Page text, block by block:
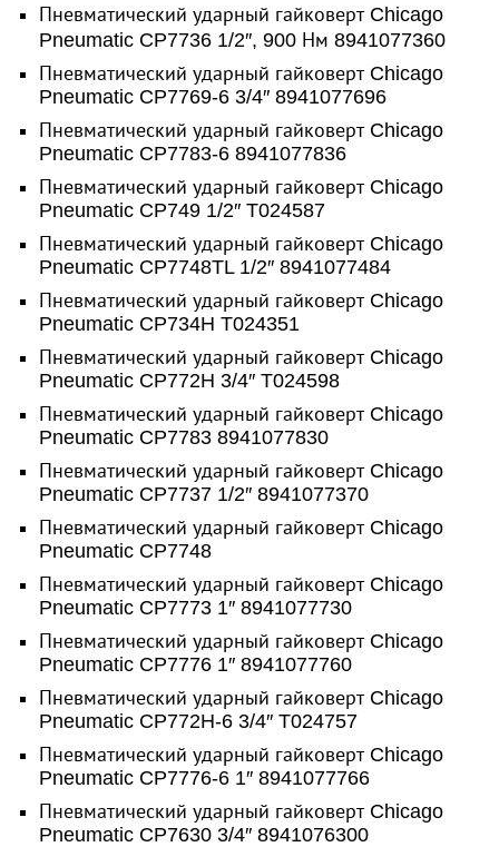
Пневматический ударный гайковерт Chicago
Pneumatic CP7736 1/2″, 900 Нм 8941077360
Пневматический ударный гайковерт Chicago
Pneumatic CP7769-6 3/4″ 8941077696
Пневматический ударный гайковерт Chicago
Pneumatic CP7783-6 8941077836
Пневматический ударный гайковерт Chicago
Pneumatic CP749 1/2″ T024587
Пневматический ударный гайковерт Chicago
Pneumatic CP7748TL 1/2″ 8941077484
Пневматический ударный гайковерт Chicago
Pneumatic CP734H T024351
Пневматический ударный гайковерт Chicago
Pneumatic CP772H 3/4″ T024598
Пневматический ударный гайковерт Chicago
Pneumatic CP7783 8941077830
Пневматический ударный гайковерт Chicago
Pneumatic CP7737 1/2″ 8941077370
Пневматический ударный гайковерт Chicago
Pneumatic CP7748
Пневматический ударный гайковерт Chicago
Pneumatic CP7773 1″ 8941077730
Пневматический ударный гайковерт Chicago
Pneumatic CP7776 1″ 8941077760
Пневматический ударный гайковерт Chicago
Pneumatic CP772H-6 3/4″ T024757
Пневматический ударный гайковерт Chicago
Pneumatic CP7776-6 1″ 8941077766
Пневматический ударный гайковерт Chicago
Pneumatic CP7630 3/4″ 8941076300